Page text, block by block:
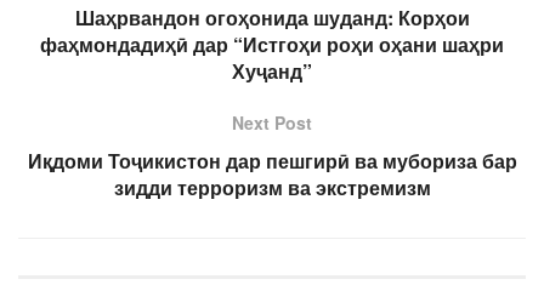
Шаҳрвандон огоҳонида шуданд: Корҳои
фаҳмондадиҳӣ дар “Истгоҳи роҳи оҳани шаҳри
Хуҷанд”
Next Post
Иқдоми Тоҷикистон дар пешгирӣ ва мубориза бар
зидди терроризм ва экстремизм